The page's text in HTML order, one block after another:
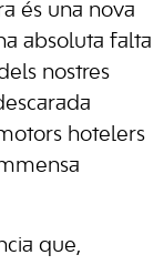
és una nova
absoluta falta
nostres
hotelers
que,